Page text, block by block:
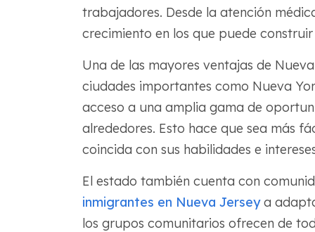
trabajadores. Desde la atención
crecimiento en los que puede
Una de las mayores ventajas de
ciudades importantes como Nueva
acceso a una amplia gama de
alrededores. Esto hace que sea más
coincida con sus habilidades e
El estado también cuenta con
inmigrantes en Nueva Jerseya
los grupos comunitarios ofrecen de